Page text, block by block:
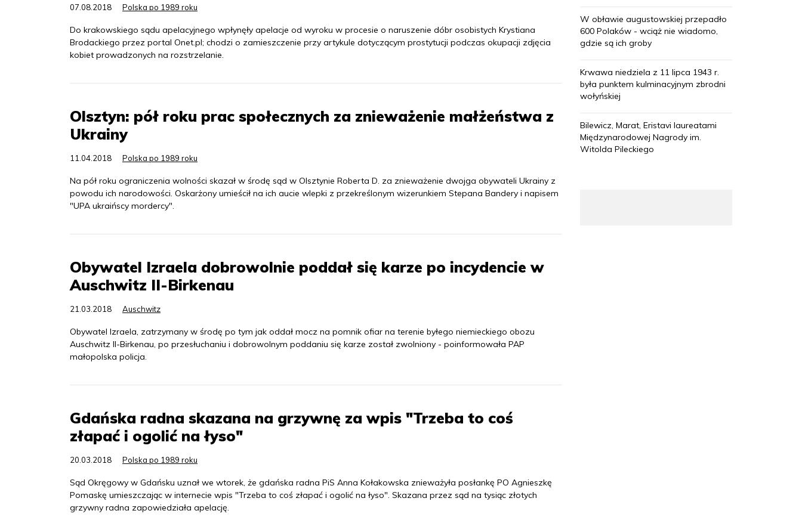
07.08.2018 Polska po 1989 roku
Do krakowskiego sądu apelacyjnego wpłynęły apelacje od wyroku w procesie o naruszenie dóbr osobistych Krystiana
Brodackiego przez portal Onet.pl; chodzi o zamieszczenie przy artykule dotyczącym prostytucji podczas okupacji zdjęcia
kobiet prowadzonych na rozstrzelanie.
Olsztyn: pół roku prac społecznych za znieważenie małżeństwa z
Ukrainy
11.04.2018 Polska po 1989 roku
Na pół roku ograniczenia wolności skazał w środę sąd w Olsztynie Roberta D. za znieważenie dwojga obywateli Ukrainy z
powodu ich narodowości. Oskarżony umieścił na ich aucie wlepki z przekreślonym wizerunkiem Stepana Bandery i napisem
"UPA ukraińscy mordercy".
Obywatel Izraela dobrowolnie poddał się karze po incydencie w
Auschwitz II-Birkenau
21.03.2018 Auschwitz
Obywatel Izraela, zatrzymany w środę po tym jak oddał mocz na pomnik ofiar na terenie byłego niemieckiego obozu
Auschwitz II-Birkenau, po przesłuchaniu i dobrowolnym poddaniu się karze został zwolniony - poinformowała PAP
małopolska policja.
Gdańska radna skazana na grzywnę za wpis "Trzeba to coś
złapać i ogolić na łyso"
20.03.2018 Polska po 1989 roku
Sąd Okręgowy w Gdańsku uznał we wtorek, że gdańska radna PiS Anna Kołakowska znieważyła posłankę PO Agnieszkę
Pomaskę umieszczając w internecie wpis "Trzeba to coś złapać i ogolić na łyso". Skazana przez sąd na tysiąc złotych
grzywny radna zapowiedziała apelację.
W obławie augustowskiej przepadło
600 Polaków - wciąż nie wiadomo,
gdzie są ich groby
Krwawa niedziela z 11 lipca 1943 r.
była punktem kulminacyjnym zbrodni
wołyńskiej
Bilewicz, Marat, Eristavi laureatami
Międzynarodowej Nagrody im.
Witolda Pileckiego